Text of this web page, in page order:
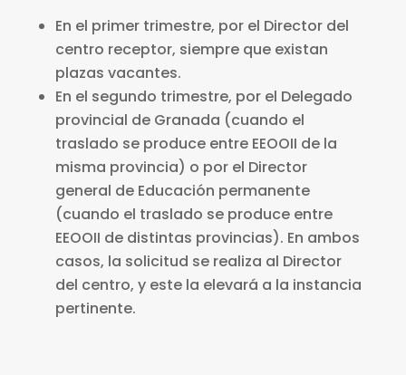
En el primer trimestre, por el Director del
centro receptor, siempre que existan
plazas vacantes.
En el segundo trimestre, por el Delegado
provincial de Granada (cuando el
traslado se produce entre EEOOII de la
misma provincia) o por el Director
general de Educación permanente
(cuando el traslado se produce entre
EEOOII de distintas provincias). En ambos
casos, la solicitud se realiza al Director
del centro, y este la elevará a la instancia
pertinente.